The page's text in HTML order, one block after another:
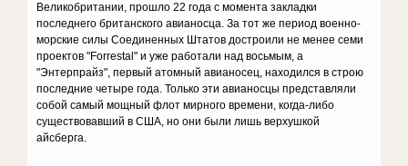
Великобритании, прошло 22 года с момента закладки
последнего британского авианосца. За тот же период военно-
морские силы Соединенных Штатов достроили не менее семи
проектов "Forrestal" и уже работали над восьмым, а
"Энтерпрайз", первый атомный авианосец, находился в строю
последние четыре года. Только эти авианосцы представляли
собой самый мощный флот мирного времени, когда-либо
существовавший в США, но они были лишь верхушкой
айсберга.